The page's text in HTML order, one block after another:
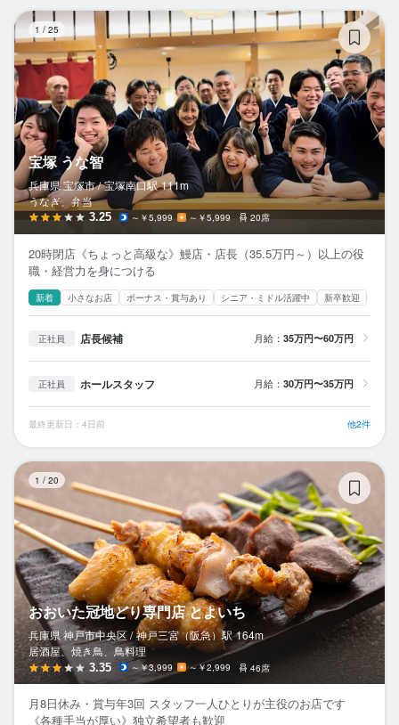
1 / 25
宝塚 うな智
兵庫県 宝塚市 / 宝塚南口駅 111m
うなぎ、弁当
3.25 ～￥5,999 ～￥5,999 20席
20時閉店《ちょっと高級な》鰻店・店長（35.5万円～）以上の役
職・経営力を身につける
新着 小さなお店 ボーナス・賞与あり シニア・ミドル活躍中 新卒歓迎
正社員 店長候補 月給： 35万円〜60万円
正社員 ホールスタッフ 月給： 30万円〜35万円
最終更新日：4日前 他2件
1 / 20
おおいた冠地どり専門店 とよいち
兵庫県 神戸市中央区 / 神戸三宮（阪急）駅 164m
居酒屋、焼き鳥、鳥料理
3.35 ～￥3,999 ～￥2,999 46席
月8日休み・賞与年3回 スタッフ一人ひとりが主役のお店です
《各種手当が厚い》独立希望者も歓迎